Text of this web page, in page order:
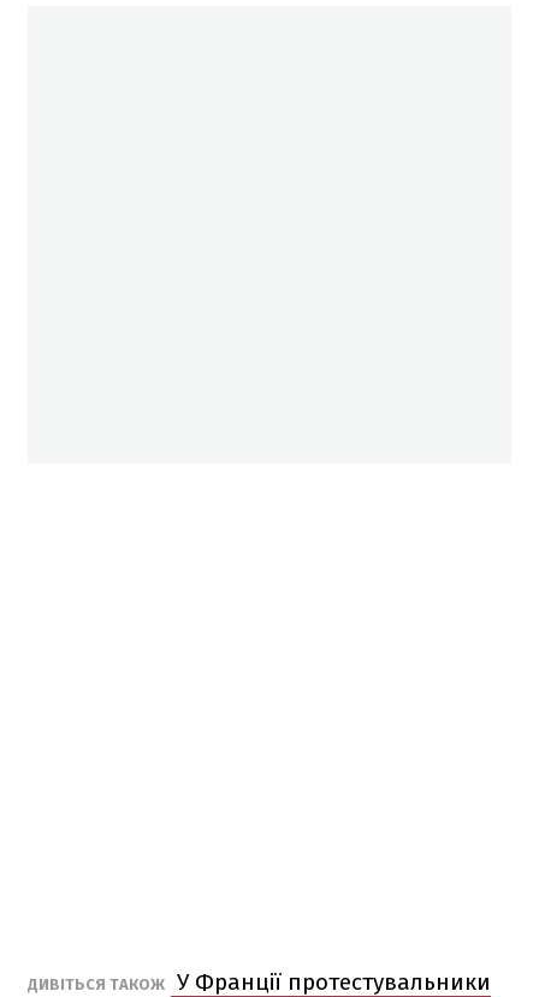
ДИВІТЬСЯ ТАКОЖ
У Франції протестувальники